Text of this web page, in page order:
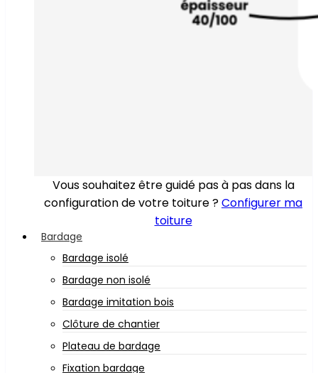
Vous souhaitez être guidé pas à pas dans la
configuration de votre toiture ?Configurer ma
toiture
Bardage
Bardage isolé
Bardage non isolé
Bardage imitation bois
Clôture de chantier
Plateau de bardage
Fixation bardage